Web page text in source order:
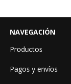
NAVEGACIÓN
Productos
Pagos y envíos